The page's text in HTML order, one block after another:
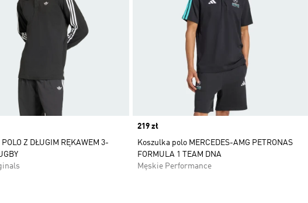
Z DŁUGIM RĘKAWEM 3-
Price
219 zł
Koszulka polo MERCEDES-AMG PETRONAS
FORMULA 1 TEAM DNA
Męskie Performance